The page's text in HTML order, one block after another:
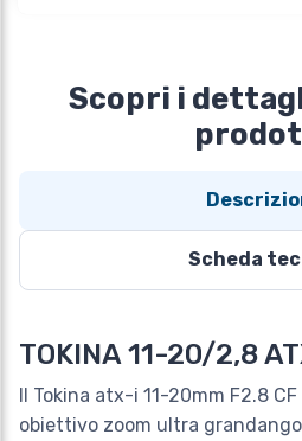
Scopri i
Scheda
TOKINA 11-20/2,8
Il Tokina atx-i 11-20mm F2.8
obiettivo zoom ultra